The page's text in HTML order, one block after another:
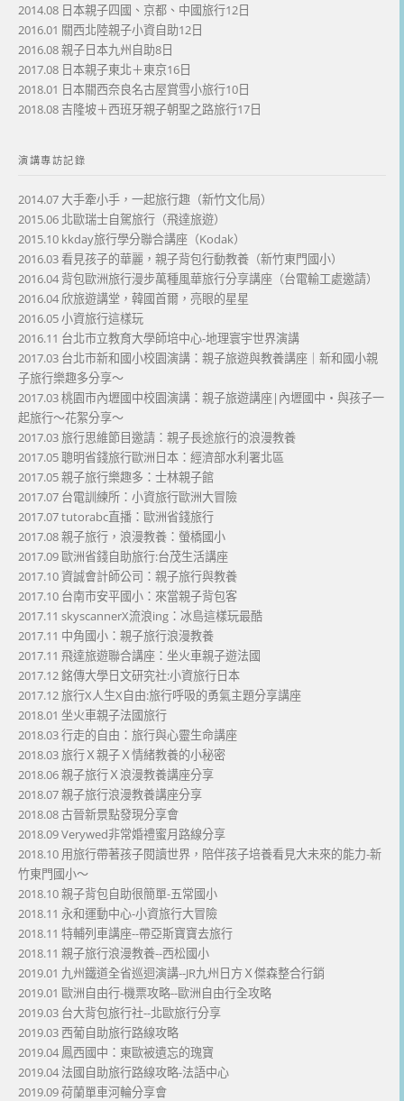
2014.08 日本親子四國、京都、中國旅行12日
2016.01 關西北陸親子小資自助12日
2016.08 親子日本九州自助8日
2017.08 日本親子東北＋東京16日
2018.01 日本關西奈良名古屋賞雪小旅行10日
2018.08 吉隆坡＋西班牙親子朝聖之路旅行17日
演講專訪記錄
2014.07 大手牽小手，一起旅行趣（新竹文化局）
2015.06 北歐瑞士自駕旅行（飛達旅遊）
2015.10 kkday旅行學分聯合講座（Kodak）
2016.03 看見孩子的華麗，親子背包行動教養（新竹東門國小）
2016.04 背包歐洲旅行漫步萬種風華旅行分享講座（台電輸工處邀請）
2016.04 欣旅遊講堂，韓國首爾，亮眼的星星
2016.05 小資旅行這樣玩
2016.11 台北市立教育大學師培中心-地理寰宇世界演講
2017.03 台北市新和國小校園演講：親子旅遊與教養講座｜新和國小親
子旅行樂趣多分享～
2017.03 桃園市內壢國中校園演講：親子旅遊講座|內壢國中・與孩子一
起旅行～花絮分享～
2017.03 旅行思維節目邀請：親子長途旅行的浪漫教養
2017.05 聰明省錢旅行歐洲日本：經濟部水利署北區
2017.05 親子旅行樂趣多：士林親子館
2017.07 台電訓練所：小資旅行歐洲大冒險
2017.07 tutorabc直播：歐洲省錢旅行
2017.08 親子旅行，浪漫教養：螢橋國小
2017.09 歐洲省錢自助旅行:台茂生活講座
2017.10 資誠會計師公司：親子旅行與教養
2017.10 台南市安平國小：來當親子背包客
2017.11 skyscannerX流浪ing：冰島這樣玩最酷
2017.11 中角國小：親子旅行浪漫教養
2017.11 飛達旅遊聯合講座：坐火車親子遊法國
2017.12 銘傳大學日文研究社:小資旅行日本
2017.12 旅行X人生X自由:旅行呼吸的勇氣主題分享講座
2018.01 坐火車親子法國旅行
2018.03 行走的自由：旅行與心靈生命講座
2018.03 旅行Ｘ親子Ｘ情緒教養的小秘密
2018.06 親子旅行Ｘ浪漫教養講座分享
2018.07 親子旅行浪漫教養講座分享
2018.08 古晉新景點發現分享會
2018.09 Verywed非常婚禮蜜月路線分享
2018.10 用旅行帶著孩子閱讀世界，陪伴孩子培養看見大未來的能力-新
竹東門國小～
2018.10 親子背包自助很簡單-五常國小
2018.11 永和運動中心-小資旅行大冒險
2018.11 特輔列車講座--帶亞斯寶寶去旅行
2018.11 親子旅行浪漫教養--西松國小
2019.01 九州鐵道全省巡迴演講--JR九州日方Ｘ傑森整合行銷
2019.01 歐洲自由行-機票攻略--歐洲自由行全攻略
2019.03 台大背包旅行社--北歐旅行分享
2019.03 西葡自助旅行路線攻略
2019.04 鳳西國中：東歐被遺忘的瑰寶
2019.04 法國自助旅行路線攻略-法語中心
2019.09 荷蘭單車河輪分享會